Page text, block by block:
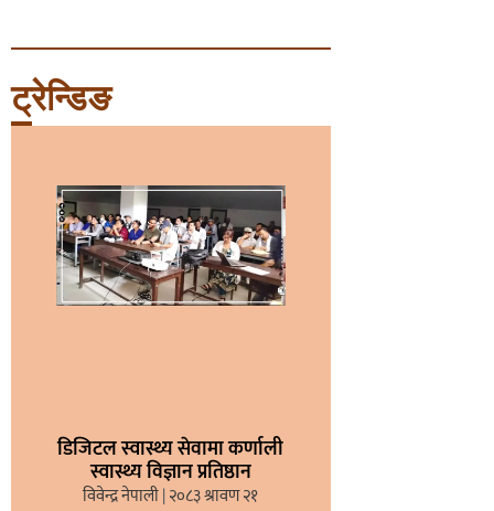
ट्रेन्डिङ
डिजिटल स्वास्थ्य सेवामा कर्णाली
स्वास्थ्य विज्ञान प्रतिष्ठान
विवेन्द्र नेपाली २०८३ श्रावण २१